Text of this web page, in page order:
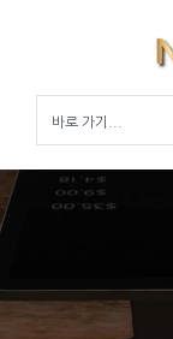
바로 가기...